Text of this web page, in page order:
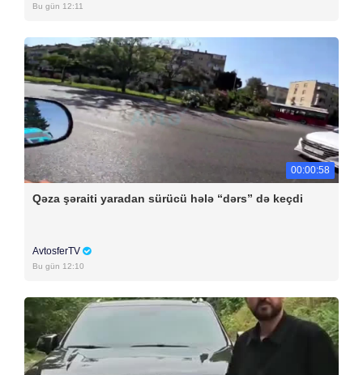
Bu gün 12:11
00:00:58
Qəza şəraiti yaradan sürücü hələ “dərs” də keçdi
AvtosferTV
Bu gün 12:10